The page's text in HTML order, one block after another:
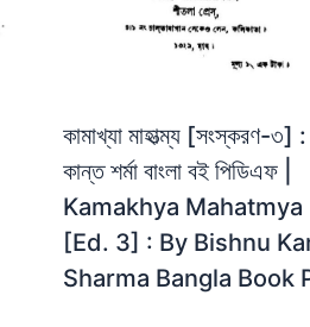
কামাখ্যা মাহাত্ম্য [সংস্করণ-৩] :
কান্ত শর্মা বাংলা বই পিডিএফ |
Kamakhya Mahatmya
[Ed. 3] : By Bishnu
Sharma Bangla Book